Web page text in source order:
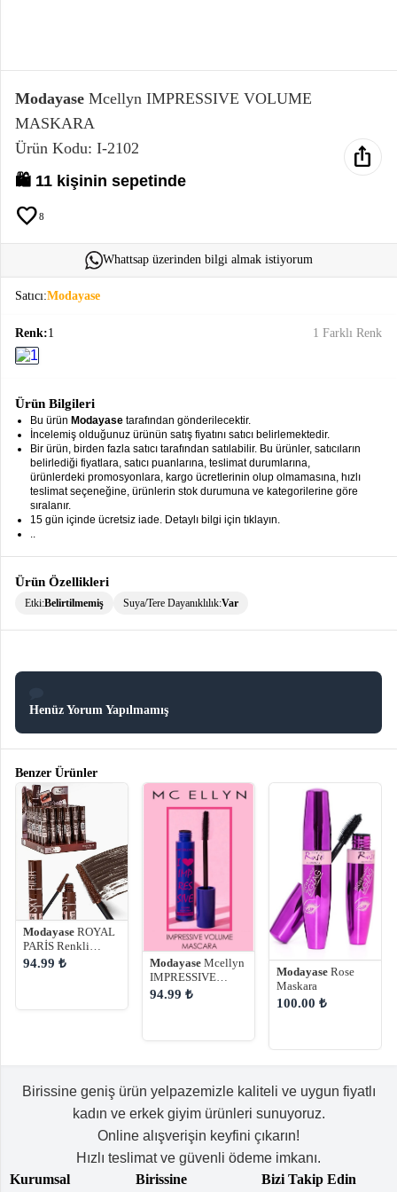
T-Shirt
Ev
Takımlarkeyboard_arrow_down
Elbise
Alt
Giyimkeyboard_arrow_down
Dış
Tesettür
Giyim keyboard_arrow_down
Giyim
Modayase Mcellyn IMPRESSIVE VOLUME
MASKARA
Ürün Kodu: I-2102
🛍️ 11 kişinin sepetinde
favorite8
ios_share
Whattsap üzerinden bilgi almak istiyorum
Satıcı:Modayase
Renk:1 1 Farklı Renk
Ürün Bilgileri
Bu ürün Modayase tarafından gönderilecektir.
İncelemiş olduğunuz ürünün satış fiyatını satıcı belirlemektedir.
Bir ürün, birden fazla satıcı tarafından satılabilir. Bu ürünler, satıcıların
belirlediği fiyatlara, satıcı puanlarına, teslimat durumlarına,
ürünlerdeki promosyonlara, kargo ücretlerinin olup olmamasına, hızlı
teslimat seçeneğine, ürünlerin stok durumuna ve kategorilerine göre
sıralanır.
15 gün içinde ücretsiz iade. Detaylı bilgi için tıklayın.
Ürün Özellikleri
Etki:Belirtilmemiş Suya/Tere Dayanıklılık:Var
Henüz Yorum Yapılmamış
Benzer Ürünler
Modayase ROYAL
PARİS Renkli
Maskara
94.99 ₺ Modayase Mcellyn
IMPRESSIVE
VOLUME
94.99 ₺
Modayase Rose
Maskara
100.00 ₺
Birissine geniş ürün yelpazemizle kaliteli ve uygun fiyatlı
kadın ve erkek giyim ürünleri sunuyoruz.
Online alışverişin keyfini çıkarın!
Hızlı teslimat ve güvenli ödeme imkanı.
Kurumsal
Birissine Bizi Takip Edin